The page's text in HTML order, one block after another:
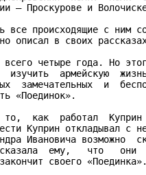
– Проскурове и
все происходящие с ним
описал в своих
четыре года. Но
изучить  армейскую
замечательных  и
«Поединок».
как  работал
Куприн откладывал с
Ивановича возможно
ему,   что   они
своего